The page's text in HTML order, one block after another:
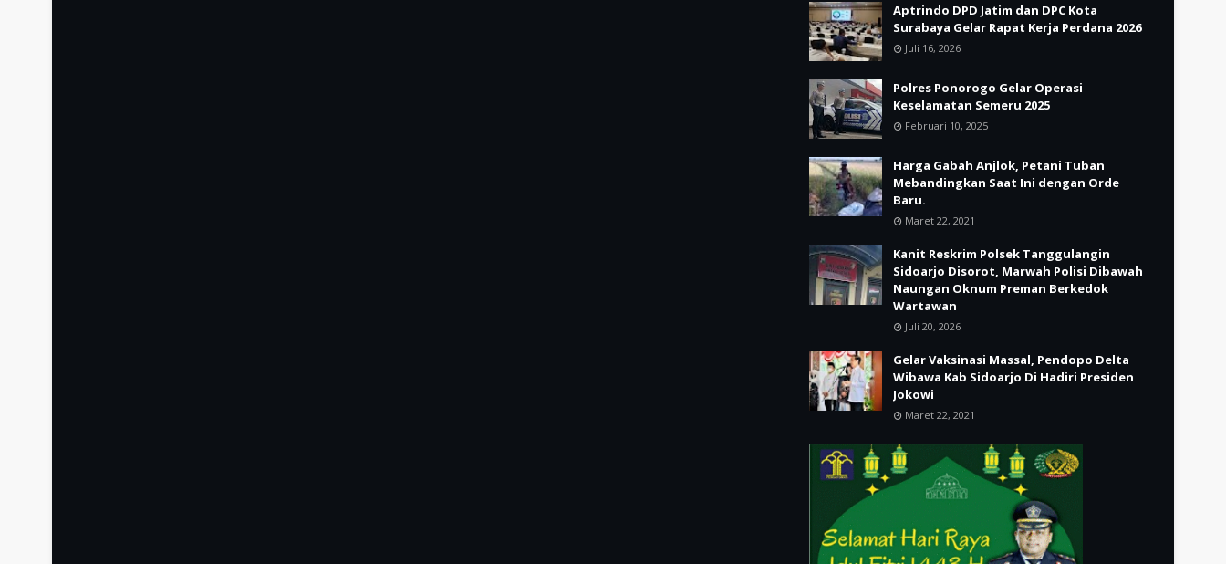
Aptrindo DPD Jatim dan DPC Kota
Surabaya Gelar Rapat Kerja Perdana 2026
Juli 16, 2026
Polres Ponorogo Gelar Operasi
Keselamatan Semeru 2025
Februari 10, 2025
Harga Gabah Anjlok, Petani Tuban
Mebandingkan Saat Ini dengan Orde
Baru.
Maret 22, 2021
Kanit Reskrim Polsek Tanggulangin
Sidoarjo Disorot, Marwah Polisi Dibawah
Naungan Oknum Preman Berkedok
Wartawan
Juli 20, 2026
Gelar Vaksinasi Massal, Pendopo Delta
Wibawa Kab Sidoarjo Di Hadiri Presiden
Jokowi
Maret 22, 2021